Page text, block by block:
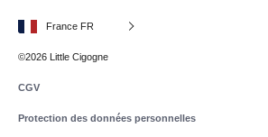
France FR
©2026 Little Cigogne
CGV
Protection des données personnelles